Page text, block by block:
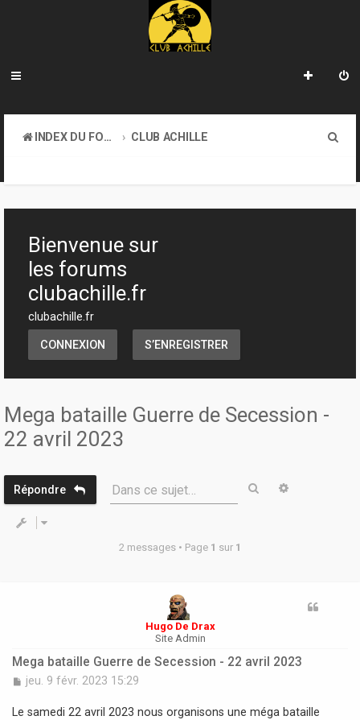
INDEX DU FORUM
CLUB ACHILLE
h
Bienvenue sur
les forums
clubachille.fr
clubachille.fr
CONNEXION S’ENREGISTRER
Mega bataille Guerre de Secession -
22 avril 2023
Répondre Dans ce sujet… Rechercher
2 messages • Page 1 sur 1
Hugo De Drax
Site Admin
Mega bataille Guerre de Secession - 22 avril 2023
M
s
jeu. 9 févr. 2023 15:29
Le samedi 22 avril 2023 nous organisons une méga bataille